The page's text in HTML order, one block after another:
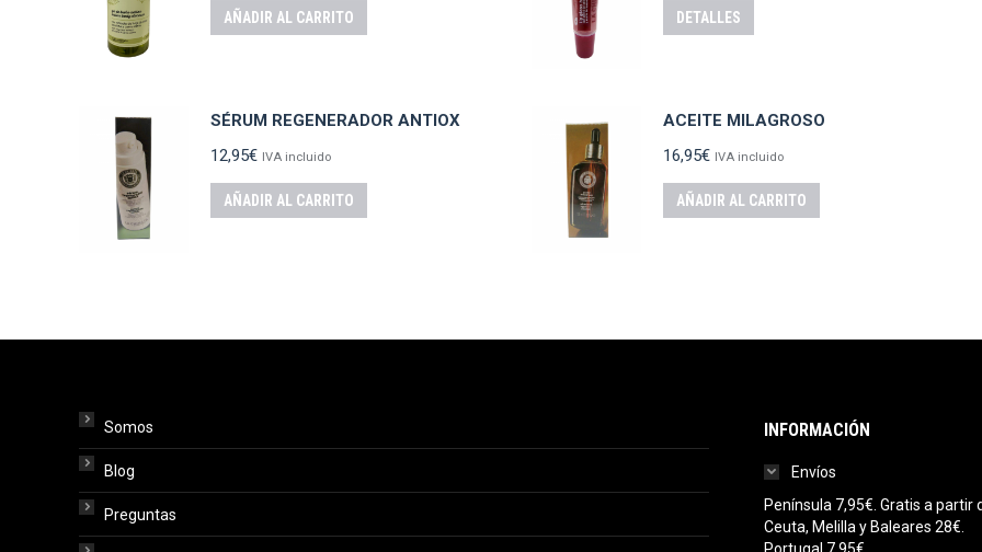
AÑADIR AL CARRITO DETALLES
SÉRUM REGENERADOR ANTIOX
12,95€ IVA incluido
AÑADIR AL CARRITO
ACEITE MILAGROSO
16,95€ IVA incluido
AÑADIR AL CARRITO
Somos
Blog
Preguntas
INFORMACIÓN
Envíos
Península 7,95€. Gratis a partir
Ceuta, Melilla y Baleares 28€.
Portugal 7,95€.